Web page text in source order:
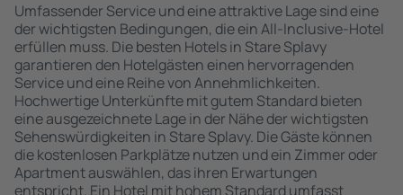
Umfassender Service und eine attraktive Lage sind eine
der wichtigsten Bedingungen, die ein All-Inclusive-Hotel
erfüllen muss. Die besten Hotels in Stare Splavy
garantieren den Hotelgästen einen hervorragenden
Service und eine Reihe von Annehmlichkeiten.
Hochwertige Unterkünfte mit gutem Standard bieten
eine ausgezeichnete Lage in der Nähe der wichtigsten
Sehenswürdigkeiten in Stare Splavy. Die Gäste können
die kostenlosen Parkplätze nutzen und ein Zimmer oder
Apartment auswählen, das ihren Erwartungen
entspricht. Ein Hotel mit hohem Standard umfasst